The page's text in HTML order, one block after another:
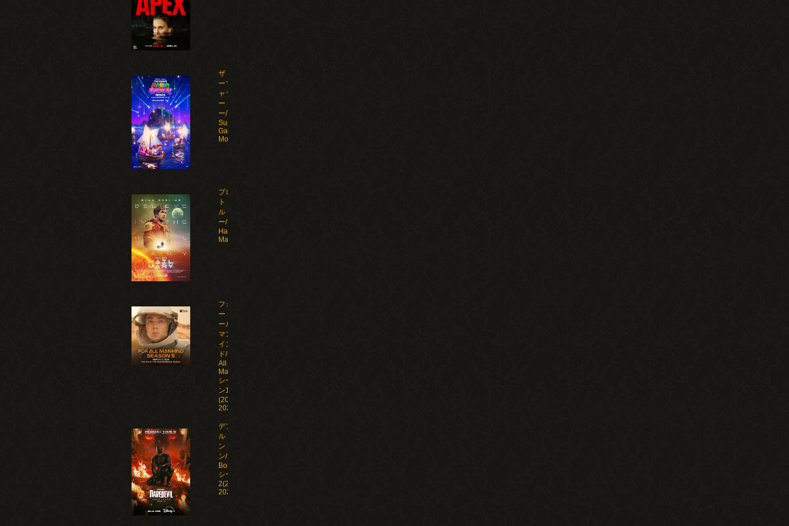
ザ・スーパ
ーマリオギ
ャラクシ
ー・ムービ
ー/The
Super Mario
Galaxy
Movie(2026)
プロジェク
ト・ヘイ
ル・メアリ
ー/Project
Hail
Mary(2026)
フォ
ー・オ
ール・
マンカ
イン
ド/For
All
Mankind
シーズ
ン1-5
(2019-
2026)
デアデビ
ル：ボー
ン・アゲイ
ン/Daredevil:
Born Again
シーズン1-
2(2025-
2026)